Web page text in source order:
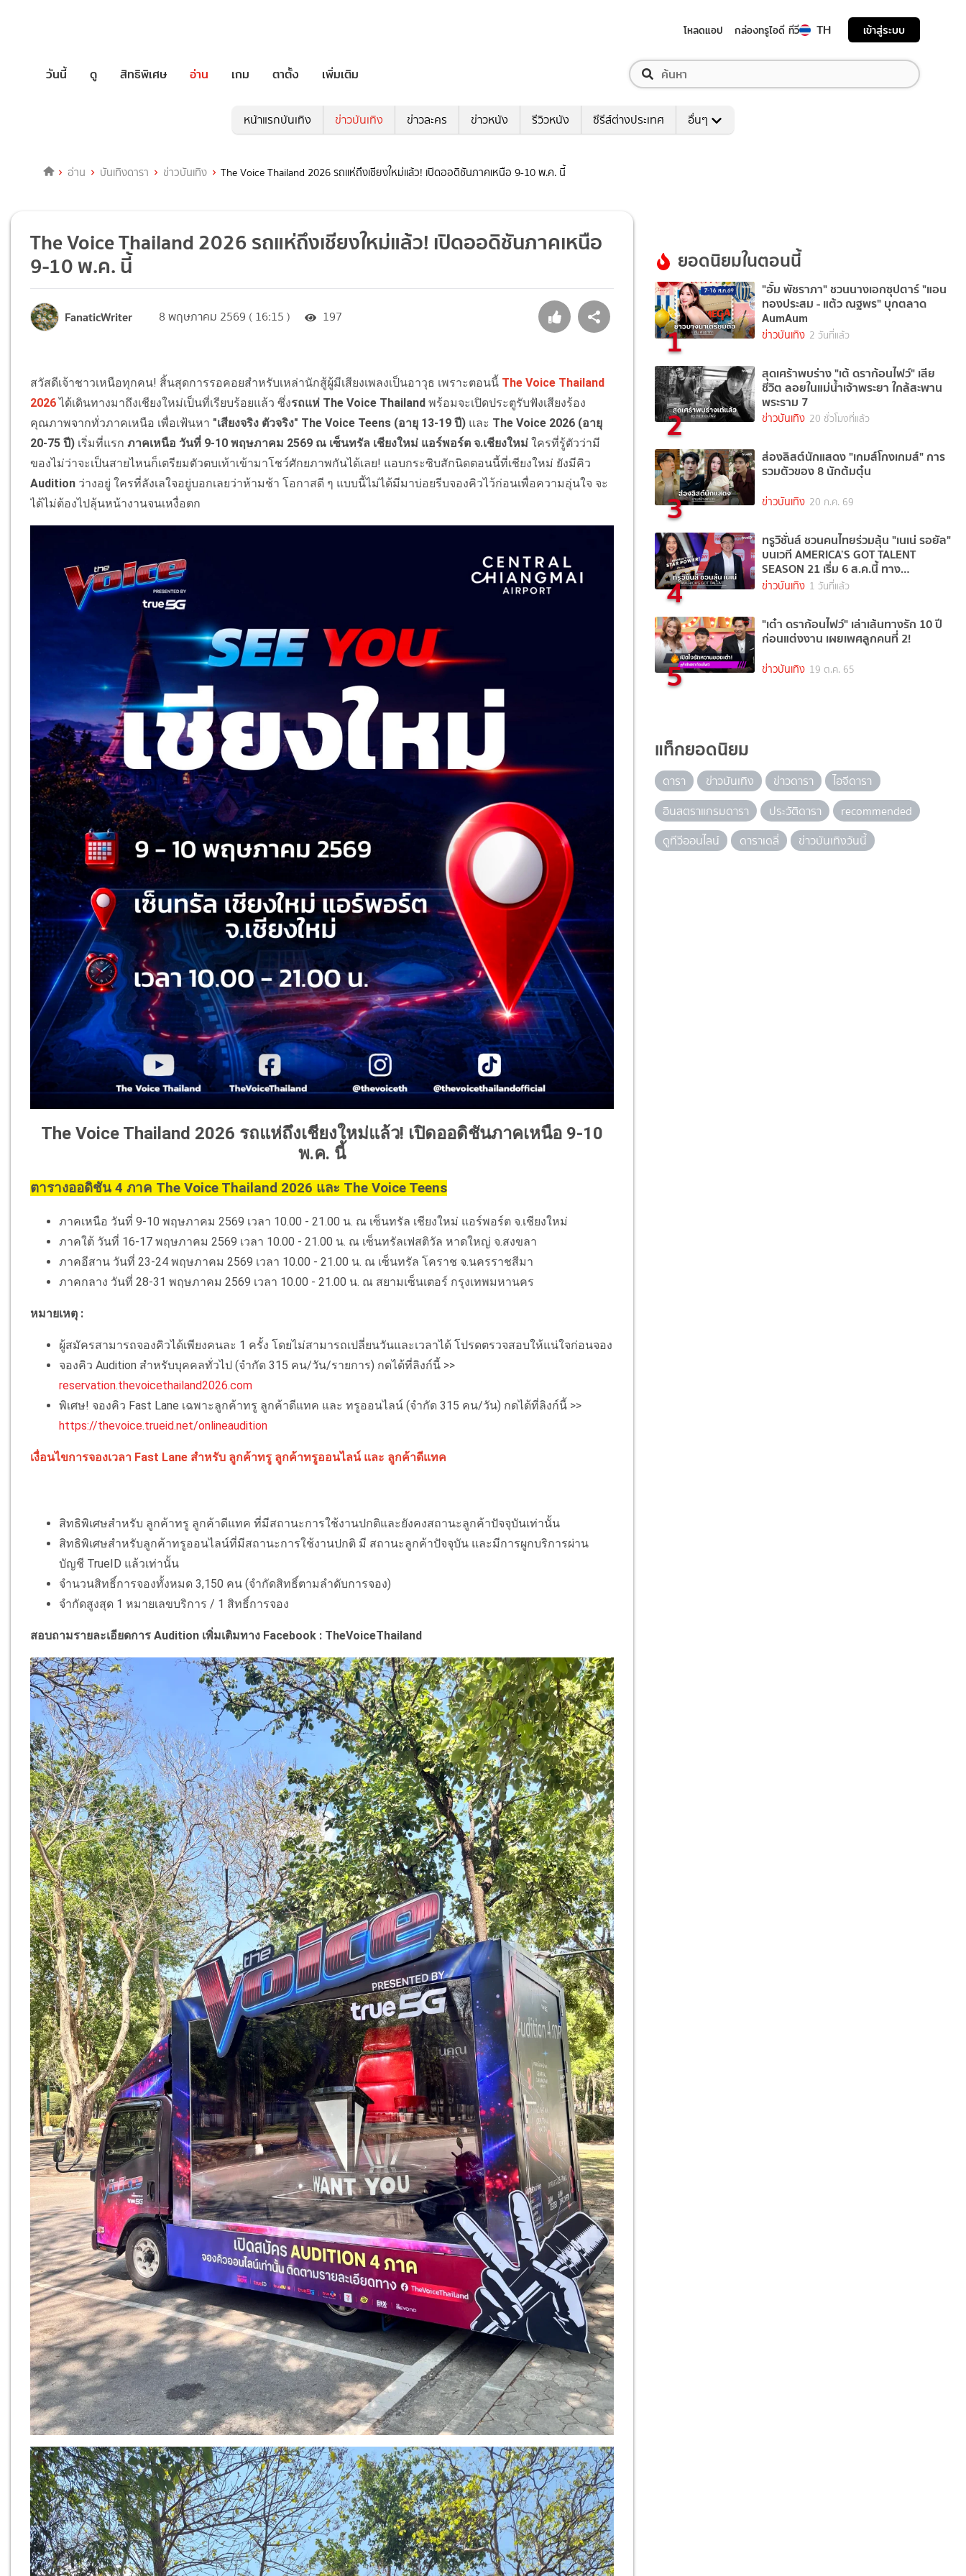
โหลดแอป กล่องทรูไอดี ทีวี TH เข้าสู่ระบบ
วันนี้ ดู สิทธิพิเศษ อ่าน เกม ตาตั้ง เพิ่มเติม
หน้าแรกบันเทิง ข่าวบันเทิง ข่าวละคร ข่าวหนัง รีวิวหนัง ซีรีส์ต่างประเทศ อื่นๆ
อ่าน บันเทิงดารา ข่าวบันเทิง The Voice Thailand 2026 รถแห่ถึงเชียงใหม่แล้ว! เปิดออดิชันภาคเหนือ 9-10 พ.ค. นี้
The Voice Thailand 2026 รถแห่ถึงเชียงใหม่แล้ว! เปิดออดิชันภาคเหนือ
9-10 พ.ค. นี้
FanaticWriter 8 พฤษภาคม 2569 ( 16:15 ) 197
สวัสดีเจ้าชาวเหนือทุกคน! สิ้นสุดการรอคอยสำหรับเหล่านักสู้ผู้มีเสียงเพลงเป็นอาวุธ เพราะตอนนี้ The Voice Thailand
2026ได้เดินทางมาถึงเชียงใหม่เป็นที่เรียบร้อยแล้ว ซึ่งรถแห่ The Voice Thailandพร้อมจะเปิดประตูรับฟังเสียงร้อง
คุณภาพจากทั่วภาคเหนือ เพื่อเฟ้นหา "เสียงจริง ตัวจริง" The Voice Teens (อายุ 13-19 ปี) และ The Voice 2026 (อายุ
20-75 ปี) เริ่มที่แรกภาคเหนือ วันที่ 9-10 พฤษภาคม 2569 ณ เซ็นทรัล เชียงใหม่ แอร์พอร์ต จ.เชียงใหม่ ใครที่รู้ตัวว่ามี
ของไม่ว่าจะเป็นสายไหนก็เตรียมตัวตบเท้าเข้ามาโชว์ศักยภาพกันได้เลย! แอบกระซิบสักนิดตอนนี้ที่เชียงใหม่ ยังมีคิว
Audition ว่างอยู่ ใครที่ลังเลใจอยู่บอกเลยว่าห้ามช้า โอกาสดี ๆ แบบนี้ไม่ได้มีมาบ่อยรีบจองคิวไว้ก่อนเพื่อความอุ่นใจ จะ
ได้ไม่ต้องไปลุ้นหน้างานจนเหงื่อตก
The Voice Thailand 2026 รถแห่ถึงเชียงใหม่แล้ว! เปิดออดิชันภาคเหนือ 9-10
พ.ค. นี้
ตารางออดิชัน 4 ภาค The Voice Thailand 2026 และ The Voice Teens
ภาคเหนือ วันที่ 9-10 พฤษภาคม 2569 เวลา 10.00 - 21.00 น. ณ เซ็นทรัล เชียงใหม่ แอร์พอร์ต จ.เชียงใหม่
ภาคใต้ วันที่ 16-17 พฤษภาคม 2569 เวลา 10.00 - 21.00 น. ณ เซ็นทรัลเฟสติวัล หาดใหญ่ จ.สงขลา
ภาคอีสาน วันที่ 23-24 พฤษภาคม 2569 เวลา 10.00 - 21.00 น. ณ เซ็นทรัล โคราช จ.นครราชสีมา
ภาคกลาง วันที่ 28-31 พฤษภาคม 2569 เวลา 10.00 - 21.00 น. ณ สยามเซ็นเตอร์ กรุงเทพมหานคร
หมายเหตุ :
ผู้สมัครสามารถจองคิวได้เพียงคนละ 1 ครั้ง โดยไม่สามารถเปลี่ยนวันและเวลาได้ โปรดตรวจสอบให้แน่ใจก่อนจอง
จองคิว Audition สำหรับบุคคลทั่วไป (จำกัด 315 คน/วัน/รายการ) กดได้ที่ลิงก์นี้ >>
reservation.thevoicethailand2026.com
พิเศษ! จองคิว Fast Lane เฉพาะลูกค้าทรู ลูกค้าดีแทค และ ทรูออนไลน์ (จำกัด 315 คน/วัน) กดได้ที่ลิงก์นี้ >>
https://thevoice.trueid.net/onlineaudition
เงื่อนไขการจองเวลา Fast Lane สำหรับ ลูกค้าทรู ลูกค้าทรูออนไลน์ และ ลูกค้าดีแทค
สิทธิพิเศษสำหรับ ลูกค้าทรู ลูกค้าดีแทค ที่มีสถานะการใช้งานปกติและยังคงสถานะลูกค้าปัจจุบันเท่านั้น
สิทธิพิเศษสำหรับลูกค้าทรูออนไลน์ที่มีสถานะการใช้งานปกติ มี สถานะลูกค้าปัจจุบัน และมีการผูกบริการผ่าน
บัญชี TrueID แล้วเท่านั้น
จำนวนสิทธิ์การจองทั้งหมด 3,150 คน (จำกัดสิทธิ์ตามลำดับการจอง)
จำกัดสูงสุด 1 หมายเลขบริการ / 1 สิทธิ์การจอง
สอบถามรายละเอียดการ Audition เพิ่มเติมทาง Facebook : TheVoiceThailand
ยอดนิยมในตอนนี้
1
"อั้ม พัชราภา" ชวนนางเอกซุปตาร์ "แอน
ทองประสม - แต้ว ณฐพร" บุกตลาด
AumAum
ข่าวบันเทิง 2 วันที่แล้ว
2
สุดเศร้าพบร่าง "เต้ ดราก้อนไฟว์" เสีย
ชีวิต ลอยในแม่น้ำเจ้าพระยา ใกล้สะพาน
พระราม 7
ข่าวบันเทิง 20 ชั่วโมงที่แล้ว
3
ส่องลิสต์นักแสดง "เกมส์โกงเกมส์" การ
รวมตัวของ 8 นักต้มตุ๋น
ข่าวบันเทิง 20 ก.ค. 69
4
ทรูวิชั่นส์ ชวนคนไทยร่วมลุ้น "เนเน่ รอยัล"
บนเวที AMERICA’S GOT TALENT
SEASON 21 เริ่ม 6 ส.ค.นี้ ทาง
TrueVisions NOW
ข่าวบันเทิง 1 วันที่แล้ว
5
"เต๋า ดราก้อนไฟว์" เล่าเส้นทางรัก 10 ปี
ก่อนแต่งงาน เผยเพศลูกคนที่ 2!
ข่าวบันเทิง 19 ต.ค. 65
แท็กยอดนิยม
ดารา ข่าวบันเทิง ข่าวดารา
ไอจีดารา
อินสตราแกรมดารา
ประวัติดารา
recommended
ดูทีวีออนไลน์
ดาราเดลี่ ข่าวบันเทิงวันนี้